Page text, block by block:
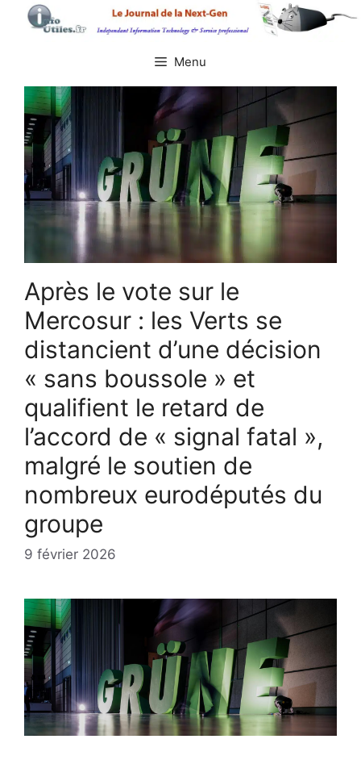
Aller
Menu
Après le vote sur le
Mercosur : les Verts se
distancient d’une décision
« sans boussole » et
qualifient le retard de
l’accord de « signal fatal »,
malgré le soutien de
nombreux eurodéputés du
groupe
9 février 2026